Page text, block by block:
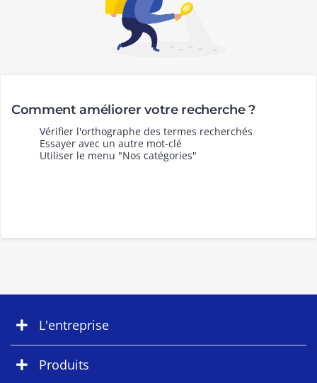
Comment améliorer votre recherche ?
Vérifier l'orthographe des termes recherchés
Essayer avec un autre mot-clé
Utiliser le menu "Nos catégories"
L'entreprise
Produits